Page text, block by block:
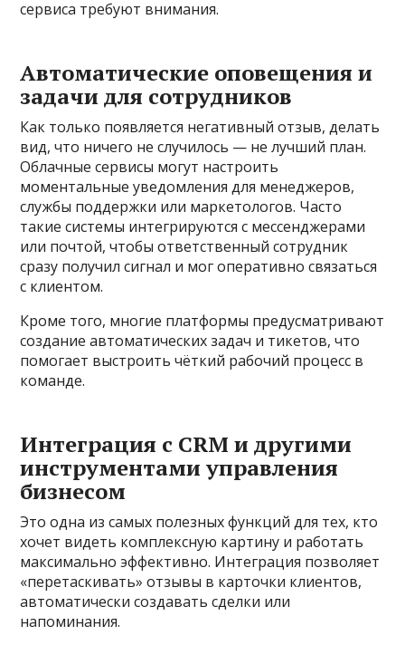
сервиса требуют внимания.
Автоматические оповещения и
задачи для сотрудников
Как только появляется негативный отзыв, делать
вид, что ничего не случилось — не лучший план.
Облачные сервисы могут настроить
моментальные уведомления для менеджеров,
службы поддержки или маркетологов. Часто
такие системы интегрируются с мессенджерами
или почтой, чтобы ответственный сотрудник
сразу получил сигнал и мог оперативно связаться
с клиентом.
Кроме того, многие платформы предусматривают
создание автоматических задач и тикетов, что
помогает выстроить чёткий рабочий процесс в
команде.
Интеграция с CRM и другими
инструментами управления
бизнесом
Это одна из самых полезных функций для тех, кто
хочет видеть комплексную картину и работать
максимально эффективно. Интеграция позволяет
«перетаскивать» отзывы в карточки клиентов,
автоматически создавать сделки или
напоминания.